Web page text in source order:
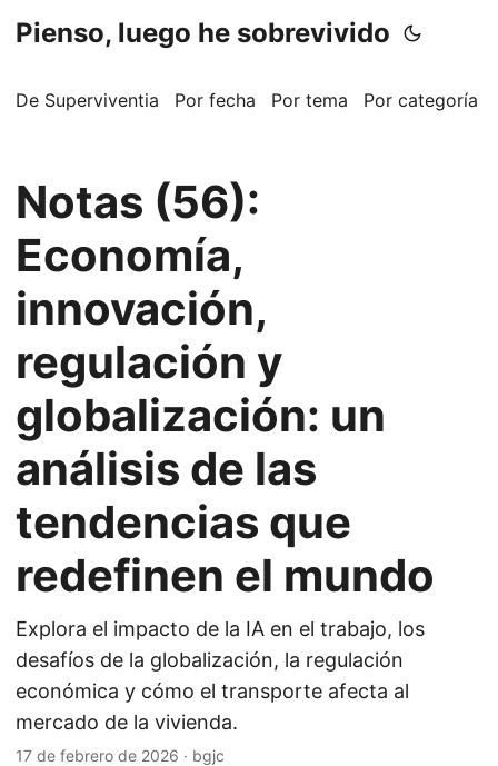
Pienso, luego he sobrevivido
De Superviventia Por fecha Por tema Por categoría
Notas (56):
Economía,
innovación,
regulación y
globalización: un
análisis de las
tendencias que
redefinen el mundo
Explora el impacto de la IA en el trabajo, los
desafíos de la globalización, la regulación
económica y cómo el transporte afecta al
mercado de la vivienda.
17 de febrero de 2026 · bgjc